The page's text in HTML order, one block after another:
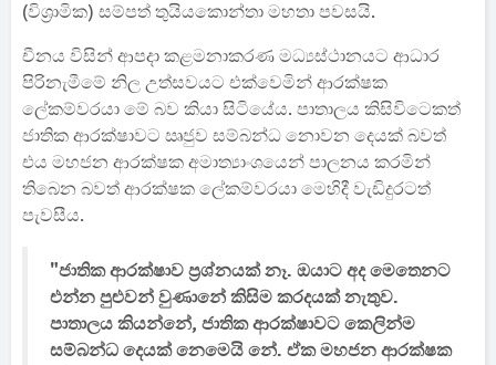
(විශ්‍රාමික) සම්පත් තුයියකොන්තා මහතා පවසයි.
චීනය විසින් ආපදා කළමනාකරණ මධ්‍යස්ථානයට ආධාර
පිරිනැමීමේ නිල උත්සවයට එක්වෙමින් ආරක්ෂක
ලේකම්වරයා මේ බව කියා සිටියේය. පාතාලය කිසිවිටෙකත්
ජාතික ආරක්ෂාවට ඍජුව සම්බන්ධ නොවන දෙයක් බවත්
එය මහජන ආරක්ෂක අමාත්‍යාංශයෙන් පාලනය කරමින්
තිබෙන බවත් ආරක්ෂක ලේකම්වරයා මෙහිදී වැඩිදුරටත්
පැවසීය.
"ජාතික ආරක්ෂාව ප්‍රශ්නයක් නෑ. ඔයාට අද මෙතෙනට
එන්න පුළුවන් වුණානේ කිසිම කරදයක් නැතුව.
පාතාලය කියන්නේ, ජාතික ආරක්ෂාවට කෙලින්ම
සම්බන්ධ දෙයක් නෙමෙයි නේ. ඒක මහජන ආරක්ෂක